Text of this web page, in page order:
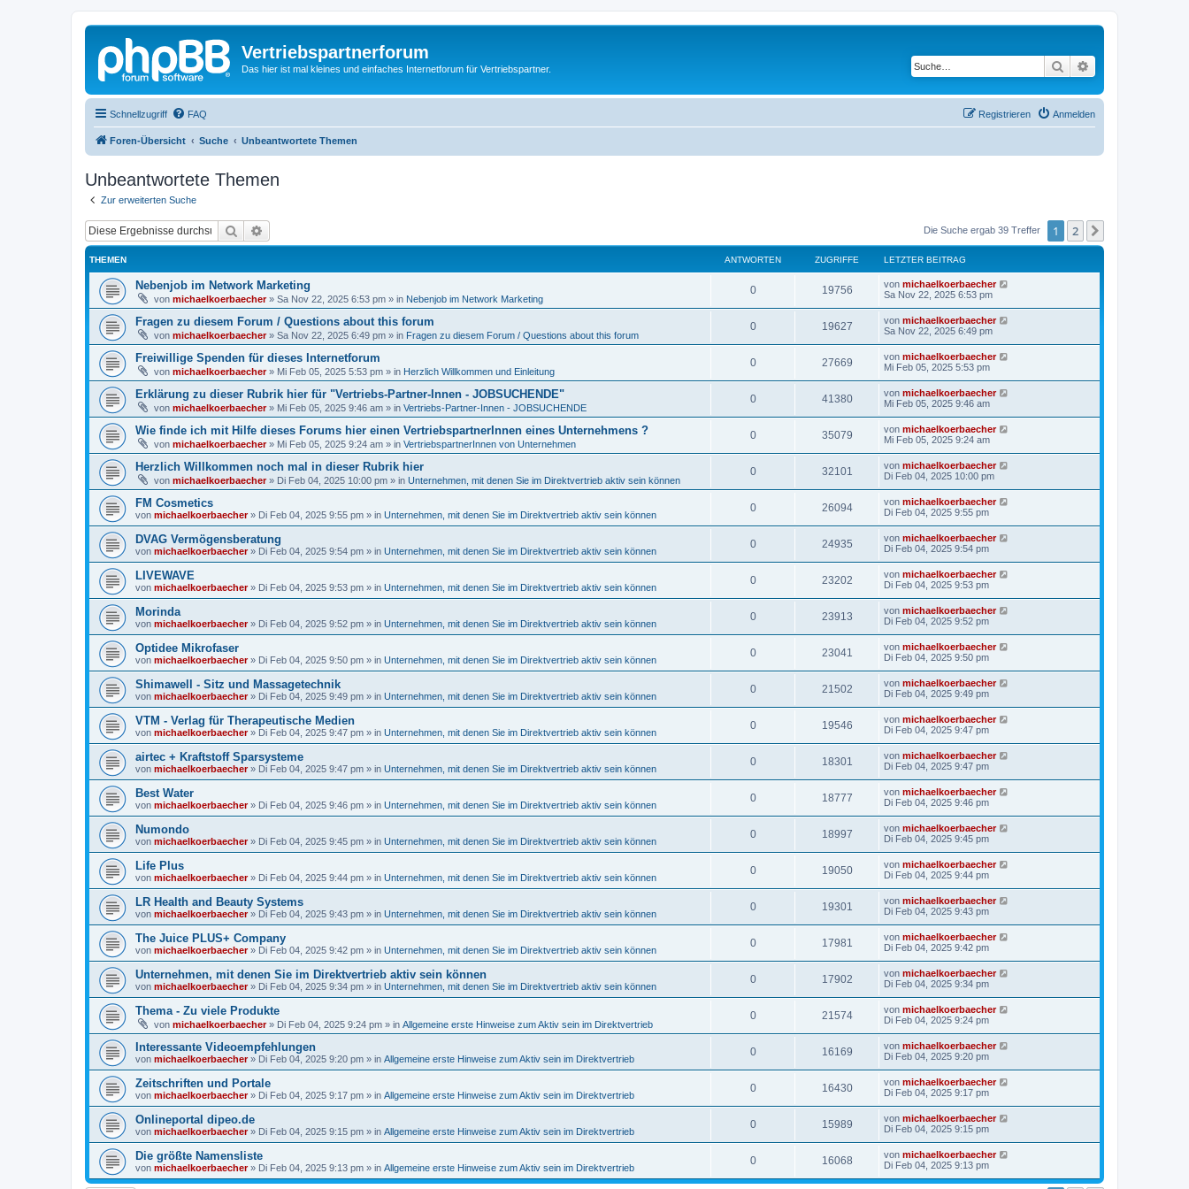
Vertriebspartnerforum
Das hier ist mal kleines und einfaches Internetforum für Vertriebspartner. Suche
Schnellzugriff FAQ Anmelden
Registrieren
Foren-Übersicht Suche Unbeantwortete Themen
Unbeantwortete Themen
Zur erweiterten Suche
Suche Die Suche ergab 39 Treffer 1 2
THEMEN ANTWORTEN ZUGRIFFE LETZTER BEITRAG
Nebenjob im Network Marketing
von michaelkoerbaecher» Sa Nov 22, 2025 6:53 pm » in Nebenjob im Network Marketing
0 19756 von michaelkoerbaecher
Sa Nov 22, 2025 6:53 pm
Fragen zu diesem Forum / Questions about this forum
von michaelkoerbaecher» Sa Nov 22, 2025 6:49 pm » in Fragen zu diesem Forum / Questions about this forum
0 19627 von michaelkoerbaecher
Sa Nov 22, 2025 6:49 pm
Freiwillige Spenden für dieses Internetforum
von michaelkoerbaecher» Mi Feb 05, 2025 5:53 pm » in Herzlich Willkommen und Einleitung
0 27669 von michaelkoerbaecher
Mi Feb 05, 2025 5:53 pm
Erklärung zu dieser Rubrik hier für "Vertriebs-Partner-Innen - JOBSUCHENDE"
von michaelkoerbaecher» Mi Feb 05, 2025 9:46 am » in Vertriebs-Partner-Innen - JOBSUCHENDE
0 41380 von michaelkoerbaecher
Mi Feb 05, 2025 9:46 am
Wie finde ich mit Hilfe dieses Forums hier einen VertriebspartnerInnen eines Unternehmens ?
von michaelkoerbaecher» Mi Feb 05, 2025 9:24 am » in VertriebspartnerInnen von Unternehmen
0 35079 von michaelkoerbaecher
Mi Feb 05, 2025 9:24 am
Herzlich Willkommen noch mal in dieser Rubrik hier
von michaelkoerbaecher» Di Feb 04, 2025 10:00 pm » in Unternehmen, mit denen Sie im Direktvertrieb aktiv sein können
0 32101 von michaelkoerbaecher
Di Feb 04, 2025 10:00 pm
FM Cosmetics
von michaelkoerbaecher» Di Feb 04, 2025 9:55 pm » in Unternehmen, mit denen Sie im Direktvertrieb aktiv sein können
0 26094 von michaelkoerbaecher
Di Feb 04, 2025 9:55 pm
DVAG Vermögensberatung‎
von michaelkoerbaecher» Di Feb 04, 2025 9:54 pm » in Unternehmen, mit denen Sie im Direktvertrieb aktiv sein können
0 24935 von michaelkoerbaecher
Di Feb 04, 2025 9:54 pm
LIVEWAVE
von michaelkoerbaecher» Di Feb 04, 2025 9:53 pm » in Unternehmen, mit denen Sie im Direktvertrieb aktiv sein können
0 23202 von michaelkoerbaecher
Di Feb 04, 2025 9:53 pm
Morinda
von michaelkoerbaecher» Di Feb 04, 2025 9:52 pm » in Unternehmen, mit denen Sie im Direktvertrieb aktiv sein können
0 23913 von michaelkoerbaecher
Di Feb 04, 2025 9:52 pm
Optidee Mikrofaser
von michaelkoerbaecher» Di Feb 04, 2025 9:50 pm » in Unternehmen, mit denen Sie im Direktvertrieb aktiv sein können
0 23041 von michaelkoerbaecher
Di Feb 04, 2025 9:50 pm
Shimawell - Sitz und Massagetechnik
von michaelkoerbaecher» Di Feb 04, 2025 9:49 pm » in Unternehmen, mit denen Sie im Direktvertrieb aktiv sein können
0 21502 von michaelkoerbaecher
Di Feb 04, 2025 9:49 pm
VTM - Verlag für Therapeutische Medien
von michaelkoerbaecher» Di Feb 04, 2025 9:47 pm » in Unternehmen, mit denen Sie im Direktvertrieb aktiv sein können
0 19546 von michaelkoerbaecher
Di Feb 04, 2025 9:47 pm
airtec + Kraftstoff Sparsysteme
von michaelkoerbaecher» Di Feb 04, 2025 9:47 pm » in Unternehmen, mit denen Sie im Direktvertrieb aktiv sein können
0 18301 von michaelkoerbaecher
Di Feb 04, 2025 9:47 pm
Best Water
von michaelkoerbaecher» Di Feb 04, 2025 9:46 pm » in Unternehmen, mit denen Sie im Direktvertrieb aktiv sein können
0 18777 von michaelkoerbaecher
Di Feb 04, 2025 9:46 pm
Numondo
von michaelkoerbaecher» Di Feb 04, 2025 9:45 pm » in Unternehmen, mit denen Sie im Direktvertrieb aktiv sein können
0 18997 von michaelkoerbaecher
Di Feb 04, 2025 9:45 pm
Life Plus
von michaelkoerbaecher» Di Feb 04, 2025 9:44 pm » in Unternehmen, mit denen Sie im Direktvertrieb aktiv sein können
0 19050 von michaelkoerbaecher
Di Feb 04, 2025 9:44 pm
LR Health and Beauty Systems
von michaelkoerbaecher» Di Feb 04, 2025 9:43 pm » in Unternehmen, mit denen Sie im Direktvertrieb aktiv sein können
0 19301 von michaelkoerbaecher
Di Feb 04, 2025 9:43 pm
The Juice PLUS+ Company
von michaelkoerbaecher» Di Feb 04, 2025 9:42 pm » in Unternehmen, mit denen Sie im Direktvertrieb aktiv sein können
0 17981 von michaelkoerbaecher
Di Feb 04, 2025 9:42 pm
Unternehmen, mit denen Sie im Direktvertrieb aktiv sein können
von michaelkoerbaecher» Di Feb 04, 2025 9:34 pm » in Unternehmen, mit denen Sie im Direktvertrieb aktiv sein können
0 17902 von michaelkoerbaecher
Di Feb 04, 2025 9:34 pm
Thema - Zu viele Produkte
von michaelkoerbaecher» Di Feb 04, 2025 9:24 pm » in Allgemeine erste Hinweise zum Aktiv sein im Direktvertrieb
0 21574 von michaelkoerbaecher
Di Feb 04, 2025 9:24 pm
Interessante Videoempfehlungen
von michaelkoerbaecher» Di Feb 04, 2025 9:20 pm » in Allgemeine erste Hinweise zum Aktiv sein im Direktvertrieb
0 16169 von michaelkoerbaecher
Di Feb 04, 2025 9:20 pm
Zeitschriften und Portale
von michaelkoerbaecher» Di Feb 04, 2025 9:17 pm » in Allgemeine erste Hinweise zum Aktiv sein im Direktvertrieb
0 16430 von michaelkoerbaecher
Di Feb 04, 2025 9:17 pm
Onlineportal dipeo.de
von michaelkoerbaecher» Di Feb 04, 2025 9:15 pm » in Allgemeine erste Hinweise zum Aktiv sein im Direktvertrieb
0 15989 von michaelkoerbaecher
Di Feb 04, 2025 9:15 pm
Die größte Namensliste
von michaelkoerbaecher» Di Feb 04, 2025 9:13 pm » in Allgemeine erste Hinweise zum Aktiv sein im Direktvertrieb
0 16068 von michaelkoerbaecher
Di Feb 04, 2025 9:13 pm